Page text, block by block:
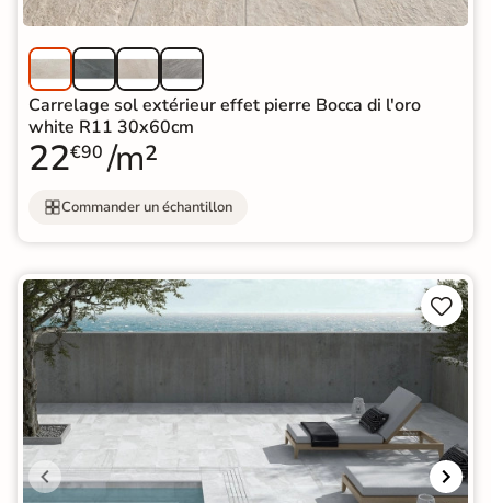
Carrelage sol extérieur effet pierre Bocca di l'oro
white R11 30x60cm
22€90 /m²
Commander un échantillon

